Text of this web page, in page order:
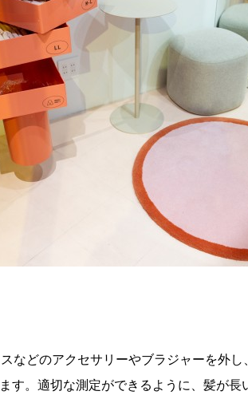
などのアクセサリーやブラジャーを外し
す。適切な測定ができるように、髪が長